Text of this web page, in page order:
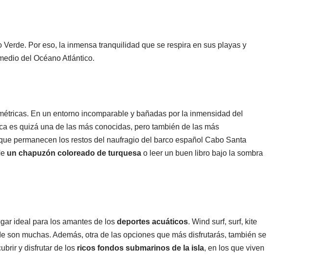
Por eso, la inmensa tranquilidad que se respira en sus playas y
del Océano Atlántico.
En un entorno incomparable y bañadas por la inmensidad del
es quizá una de las más conocidas, pero también de las más
permanecen los restos del naufragio del barco español Cabo Santa
un chapuzón coloreado de turquesa o leer un buen libro bajo la sombra
ideal para los amantes de los deportes acuáticos. Wind surf, surf, kite
muchas. Además, otra de las opciones que más disfrutarás, también se
y disfrutar de los ricos fondos submarinos de la isla, en los que viven